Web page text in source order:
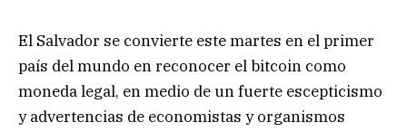
El Salvador se convierte este martes en el primer
país del mundo en reconocer el bitcoin como
moneda legal, en medio de un fuerte escepticismo
y advertencias de economistas y organismos